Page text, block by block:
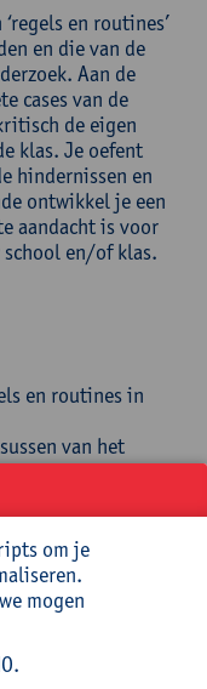
en routines’
en die van de
Aan de
cases van de
de eigen
klas. Je oefent
hindernissen en
ontwikkel je een
aandacht is voor
en/of klas.
en routines in
van het
en
routines in je
en routines in je
om je
mogen